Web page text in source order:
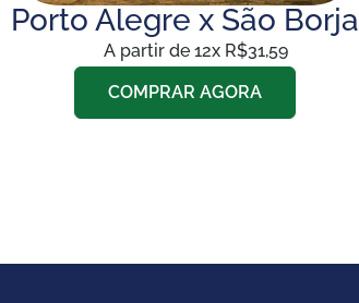
Porto Alegre x São Borja
A partir de 12x R$31,59
COMPRAR AGORA